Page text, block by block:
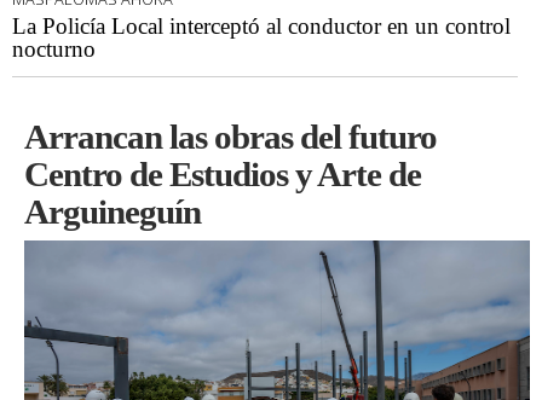
La Policía Local interceptó al conductor en un control
nocturno
Arrancan las obras del futuro
Centro de Estudios y Arte de
Arguineguín